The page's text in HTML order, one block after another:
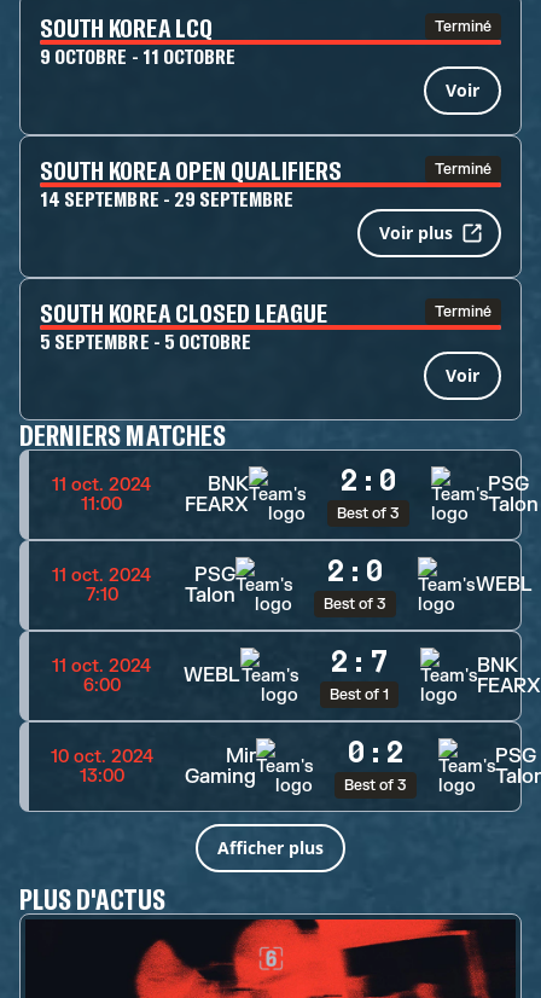
SOUTH KOREA LCQ Terminé
9 OCTOBRE - 11 OCTOBRE
Voir
SOUTH KOREA OPEN QUALIFIERS Terminé
14 SEPTEMBRE - 29 SEPTEMBRE
Voir plus
SOUTH KOREA CLOSED LEAGUE Terminé
5 SEPTEMBRE - 5 OCTOBRE
Voir
DERNIERS MATCHES
11 oct. 2024
11:00
BNK
FEARX
2 : 0
Best of 3
PSG
Talon
11 oct. 2024
7:10
PSG
Talon
2 : 0
Best of 3
WEBL
11 oct. 2024
6:00
WEBL 2 : 7
Best of 1
BNK
FEARX
10 oct. 2024
13:00
Mir
Gaming
0 : 2
Best of 3
PSG
Afficher plus
PLUS D'ACTUS